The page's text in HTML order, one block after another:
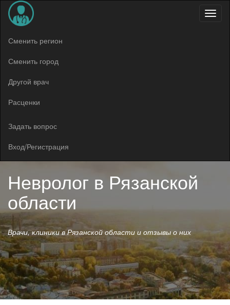
Меню
Сменить регион
Сменить город
Другой врач
Расценки
Задать вопрос
Вход/Регистрация
Невролог в Рязанской
области
Врачи, клиники в Рязанской области и отзывы о них